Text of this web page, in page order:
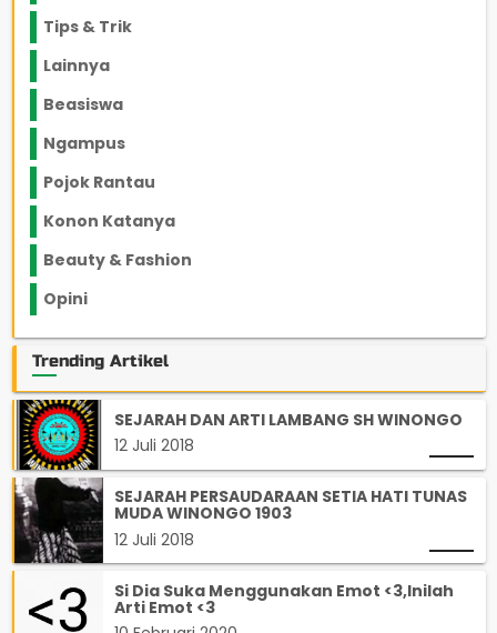
Tips & Trik
Lainnya
Beasiswa
Ngampus
Pojok Rantau
Konon Katanya
Beauty & Fashion
Opini
Trending Artikel
SEJARAH DAN ARTI LAMBANG SH WINONGO
12 Juli 2018
SEJARAH PERSAUDARAAN SETIA HATI TUNAS
MUDA WINONGO 1903
12 Juli 2018
Si Dia Suka Menggunakan Emot <3,Inilah
Arti Emot <3